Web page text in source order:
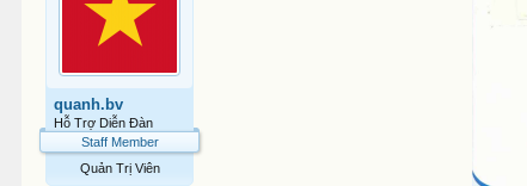
quanh.bv
Hỗ Trợ Diễn Đàn
Staff Member
Quản Trị Viên